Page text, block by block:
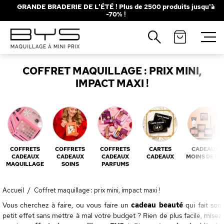
GRANDE BRADERIE DE L'ÉTÉ ! Plus de 2500 produits jusqu'à
-70% !
COFFRET MAQUILLAGE : PRIX MINI,
IMPACT MAXI !
COFFRETS
CADEAUX
MAQUILLAGE
COFFRETS
CADEAUX
SOINS
COFFRETS
CADEAUX
PARFUMS
CARTES
CADEAUX
CADEAUX
MOINS DE 10€
Accueil / Coffret maquillage : prix mini, impact maxi !
Vous cherchez à faire, ou vous faire uncadeau beautéqui fait son
petit effet sans mettre à mal votre budget ? Rien de plus facile, misez
Fermer
Recherches populaires
Mascara
Palette
Blush
Rouge à Lèvres